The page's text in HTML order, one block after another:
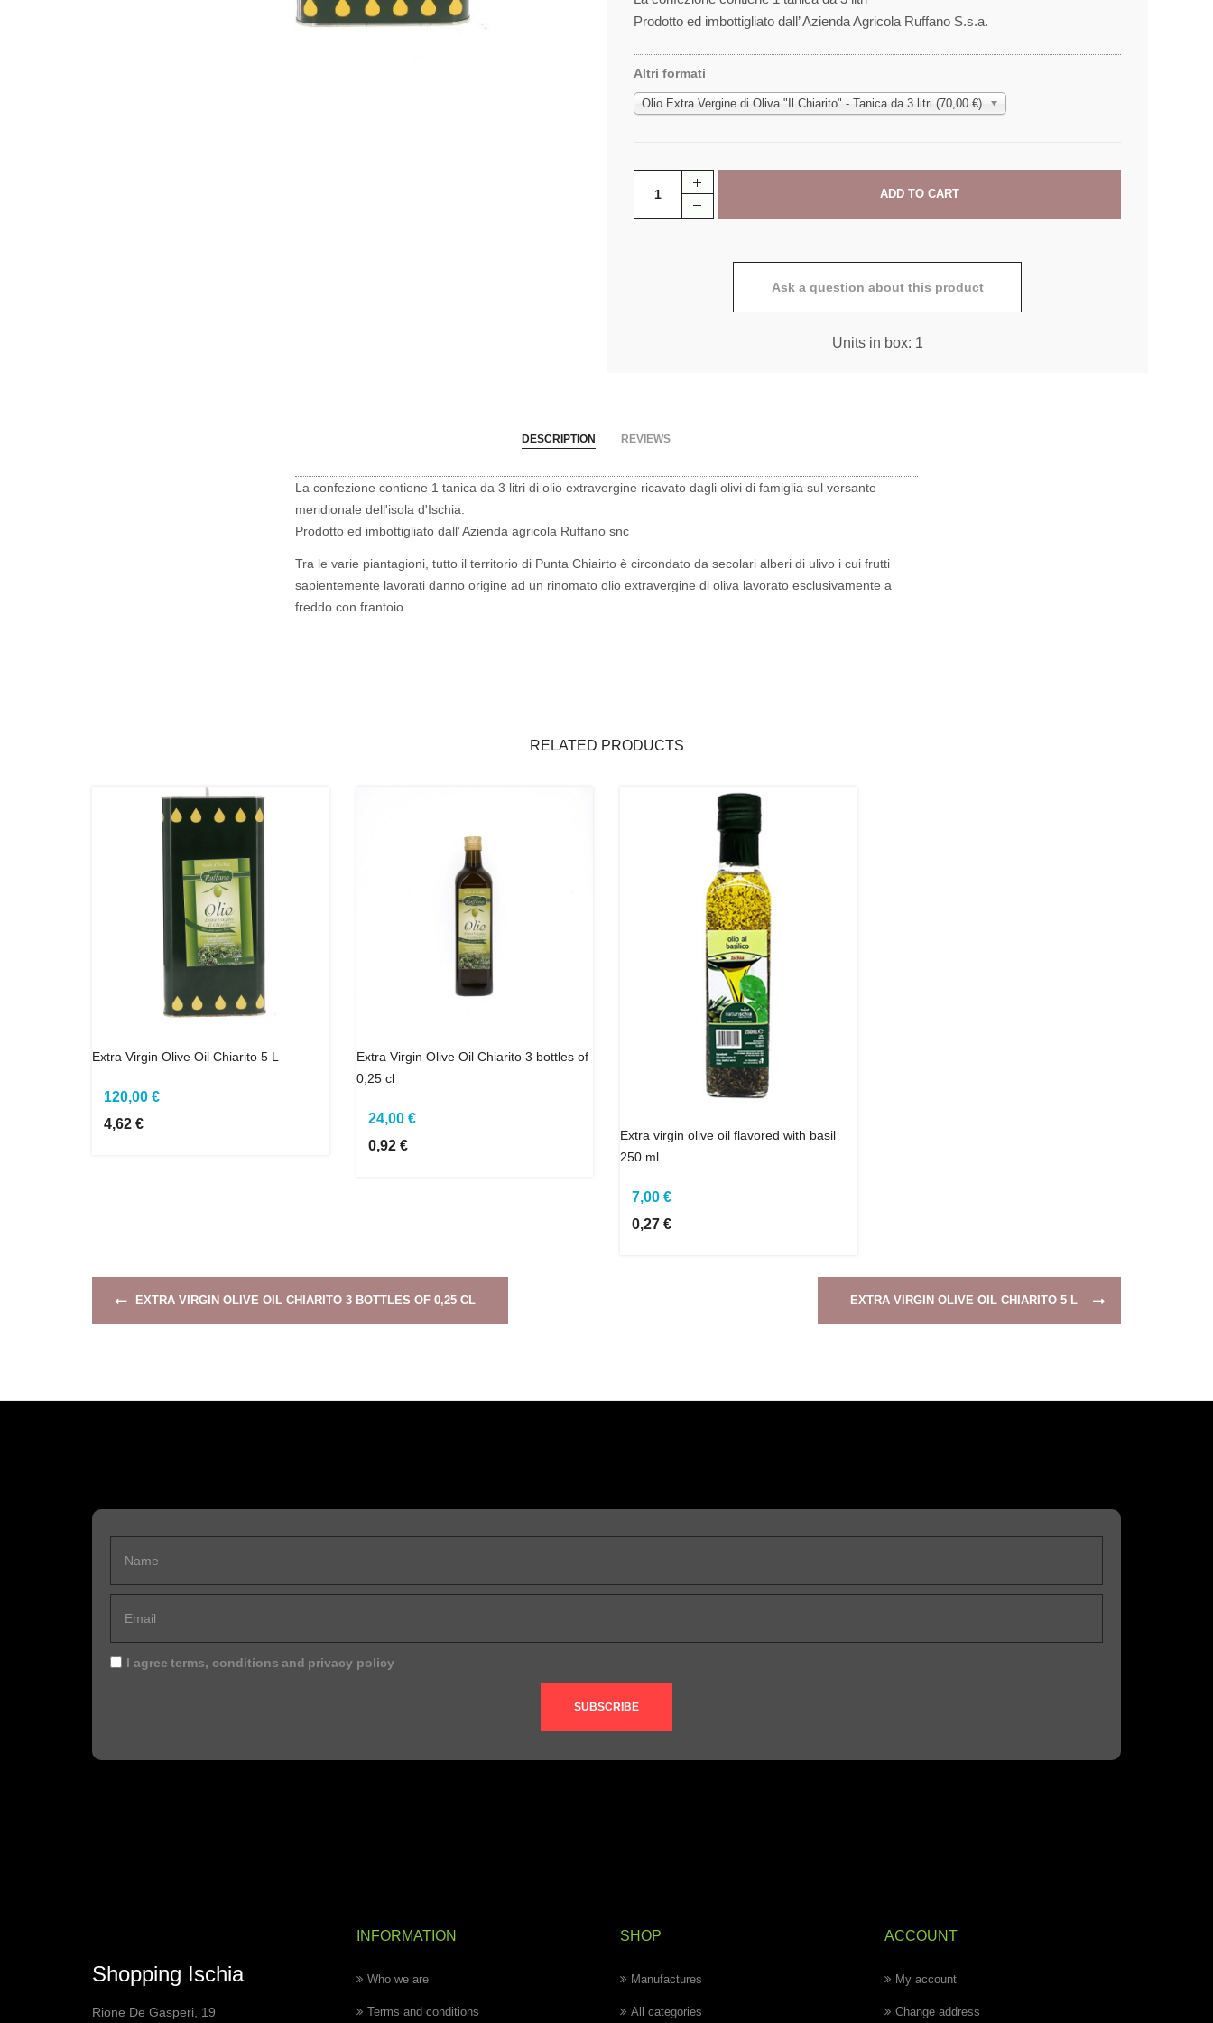
Prodotto ed imbottigliato dall’ Azienda Agricola Ruffano S.s.a.
Altri formati
Olio Extra Vergine di Oliva "Il Chiarito" - Tanica da 3 litri (70,00 €)
Ask a question about this product
Units in box: 1
DESCRIPTION REVIEWS
La confezione contiene 1 tanica da 3 litri di olio extravergine ricavato dagli olivi di famiglia sul versante
meridionale dell'isola d'Ischia.
Prodotto ed imbottigliato dall’ Azienda agricola Ruffano snc
Tra le varie piantagioni, tutto il territorio di Punta Chiairto è circondato da secolari alberi di ulivo i cui frutti
sapientemente lavorati danno origine ad un rinomato olio extravergine di oliva lavorato esclusivamente a
freddo con frantoio.
RELATED PRODUCTS
Extra Virgin Olive Oil Chiarito 5 L
120,00 €
4,62 €
Extra Virgin Olive Oil Chiarito 3 bottles of
0,25 cl
24,00 €
0,92 €
Extra virgin olive oil flavored with basil
250 ml
7,00 €
0,27 €
EXTRA VIRGIN OLIVE OIL CHIARITO 3 BOTTLES OF 0,25 CL EXTRA VIRGIN OLIVE OIL CHIARITO 5 L
I agree terms, conditions and privacy policy
SUBSCRIBE
Shopping Ischia
Rione De Gasperi, 19
INFORMATION
Who we are
Terms and conditions
SHOP
Manufactures
All categories
ACCOUNT
My account
Change address